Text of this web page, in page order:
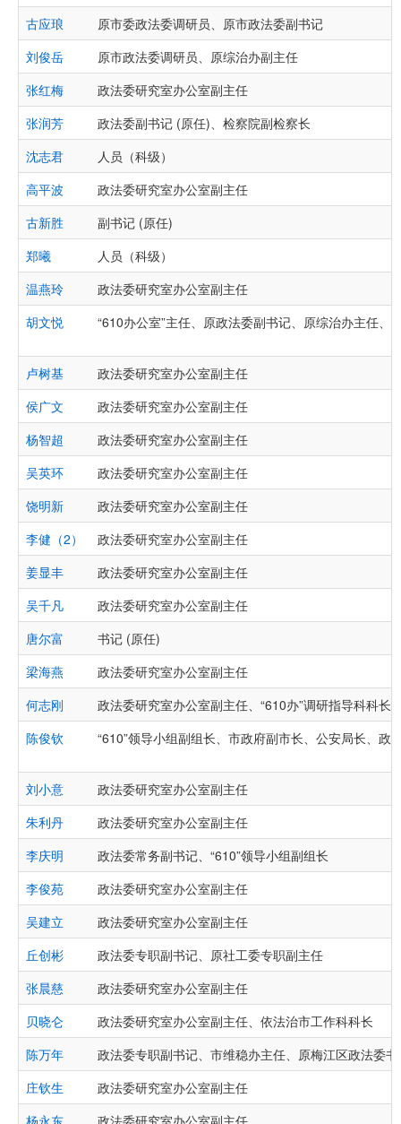
古应琅
原市委政法委调研员、原市政法委副书记
刘俊岳
原市政法委调研员、原综治办副主任
张红梅
政法委研究室办公室副主任
张润芳
政法委副书记 (原任)、检察院副检察长
沈志君
人员（科级）
高平波
政法委研究室办公室副主任
古新胜
副书记 (原任)
郑曦
人员（科级）
温燕玲
政法委研究室办公室副主任
胡文悦
“610办公室”主任、原政法委副书记、原综治办主任、
卢树基
政法委研究室办公室副主任
侯广文
政法委研究室办公室副主任
杨智超
政法委研究室办公室副主任
吴英环
政法委研究室办公室副主任
饶明新
政法委研究室办公室副主任
李健（2）
政法委研究室办公室副主任
姜显丰
政法委研究室办公室副主任
吴千凡
政法委研究室办公室副主任
唐尔富
书记 (原任)
梁海燕
政法委研究室办公室副主任
何志刚
政法委研究室办公室副主任、“610办”调研指导科科长
陈俊钦
“610”领导小组副组长、市政府副市长、公安局长、政
刘小意
政法委研究室办公室副主任
朱利丹
政法委研究室办公室副主任
李庆明
政法委常务副书记、“610”领导小组副组长
李俊苑
政法委研究室办公室副主任
吴建立
政法委研究室办公室副主任
丘创彬
政法委专职副书记、原社工委专职副主任
张晨慈
政法委研究室办公室副主任
贝晓仑
政法委研究室办公室副主任、依法治市工作科科长
陈万年
政法委专职副书记、市维稳办主任、原梅江区政法委
庄钦生
政法委研究室办公室副主任
杨永东
政法委研究室办公室副主任